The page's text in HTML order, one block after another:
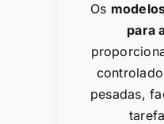
Os
para
pesadas,